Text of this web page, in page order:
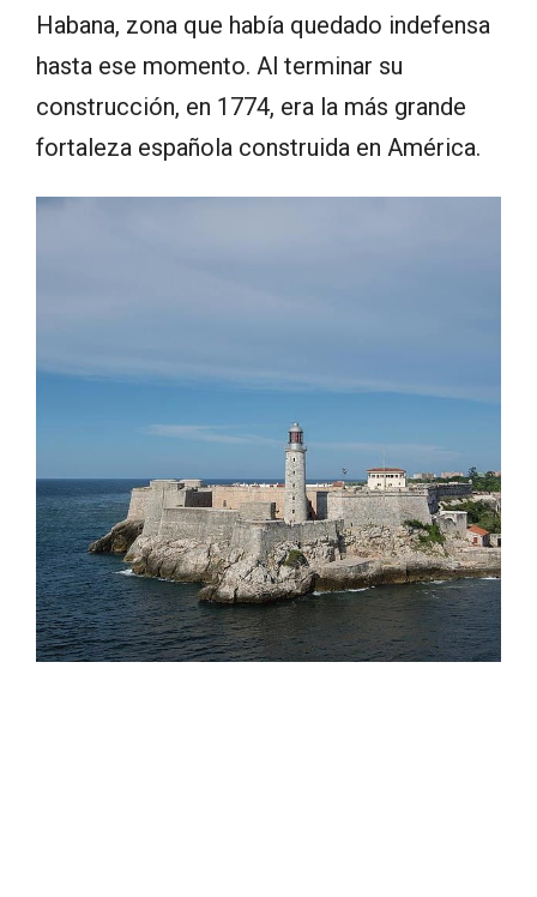
Habana, zona que había quedado indefensa
hasta ese momento. Al terminar su
construcción, en 1774, era la más grande
fortaleza española construida en América.